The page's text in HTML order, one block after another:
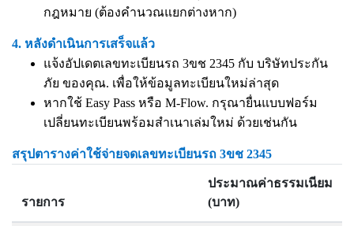
กฎหมาย (ต้องคำนวณแยกต่างหาก)
4. หลังดำเนินการเสร็จแล้ว
แจ้งอัปเดตเลขทะเบียนรถ 3ขช 2345 กับ บริษัทประกัน
ภัย ของคุณ. เพื่อให้ข้อมูลทะเบียนใหม่ล่าสุด
หากใช้ Easy Pass หรือ M-Flow. กรุณายื่นแบบฟอร์ม
เปลี่ยนทะเบียนพร้อมสำเนาเล่มใหม่ ด้วยเช่นกัน
สรุปตารางค่าใช้จ่ายจดเลขทะเบียนรถ 3ขช 2345
รายการ
ประมาณค่าธรรมเนียม
(บาท)